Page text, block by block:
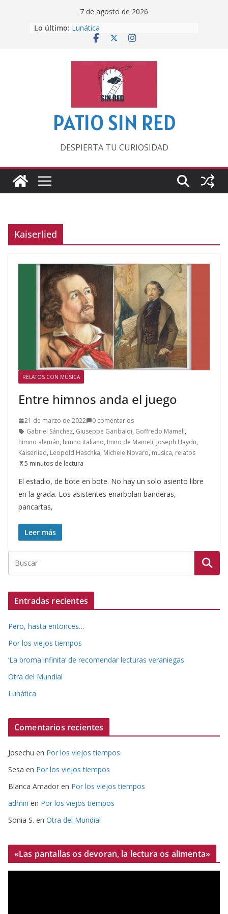
7 de agosto de 2026
Lo último: Lunática
Pero, hasta entonces…
‘La broma infinita’ de recomendar
lecturas veraniegas
Otra del Mundial
PATIO SIN RED
DESPIERTA TU CURIOSIDAD
Kaiserlied
RELATOS CON MÚSICA
Entre himnos anda el juego
21 de marzo de 2022
0 comentarios
Gabriel Sánchez, Giuseppe Garibaldi, Goffredo Mameli,
himno alemán, himno italiano, Imno de Mameli, Joseph Haydn,
Kaiserlied, Leopold Haschka, Michele Novaro, música, relatos
5 minutos de lectura
El estadio, de bote en bote. No hay un solo asiento libre
en la grada. Los asistentes enarbolan banderas,
pancartas,
Leer más
Entradas recientes
Pero, hasta entonces…
Por los viejos tiempos
‘La broma infinita’ de recomendar lecturas veraniegas
Otra del Mundial
Lunática
Comentarios recientes
Josechu en Por los viejos tiempos
Sesa en Por los viejos tiempos
Blanca Amador en Por los viejos tiempos
admin en Por los viejos tiempos
Sonia S. en Otra del Mundial
«Las pantallas os devoran, la lectura os alimenta»